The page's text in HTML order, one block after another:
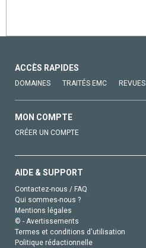
ACCÈS RAPIDES
DOMAINES TRAITÉS EMC REVUES
MON COMPTE
CRÉER UN COMPTE
AIDE & SUPPORT
Contactez-nous / FAQ
Qui sommes-nous ?
Mentions légales
© - Avertissements
Termes et conditions d'utilisation
Politique rédactionnelle